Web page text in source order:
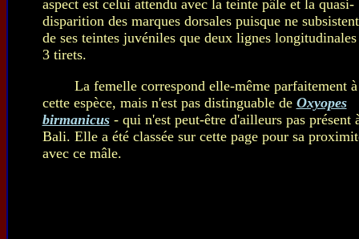
aspect est celui attendu avec la teinte pâle et la quasi-
disparition des marques dorsales puisque ne subsistent
de ses teintes juvéniles que deux lignes longitudinales
3 tirets.
La femelle correspond elle-même parfaitement à
cette espèce, mais n'est pas distinguable de Oxyopes
birmanicus- qui n'est peut-être d'ailleurs pas présent
Bali. Elle a été classée sur cette page pour sa
avec ce mâle.